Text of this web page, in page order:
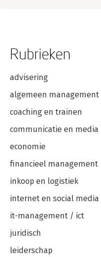
Rubrieken
advisering
algemeen management
coaching en trainen
communicatie en media
economie
financieel management
inkoop en logistiek
internet en social media
it-management / ict
juridisch
leiderschap